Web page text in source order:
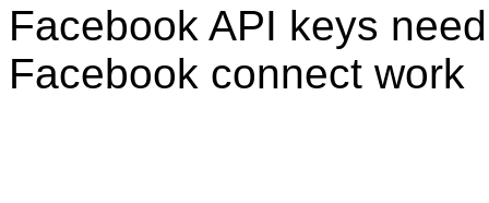
Facebook API keys
Facebook connect work